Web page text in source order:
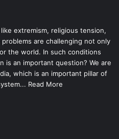
extremism, religious tension,
are challenging not only
the world. In such conditions
is an important question? We are
which is an important pillar of
Read More